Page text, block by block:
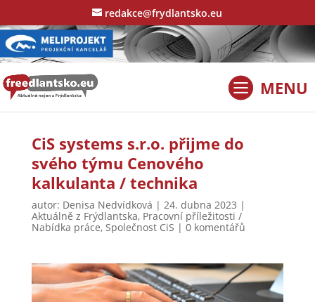
redakce@frydlantsko.eu
CiS systems s.r.o. přijme do
svého týmu Cenového
kalkulanta / technika
autor: Denisa Nedvídková | 24. dubna 2023 |
Aktuálně z Frýdlantska, Pracovní příležitosti /
Nabídka práce, Společnost CiS | 0 komentářů